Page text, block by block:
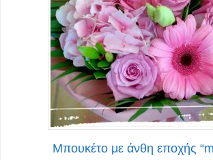
Μπουκέτο με άνθη εποχής